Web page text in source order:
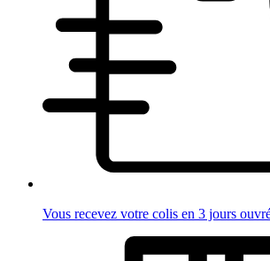
Vous recevez votre colis en 3 jours